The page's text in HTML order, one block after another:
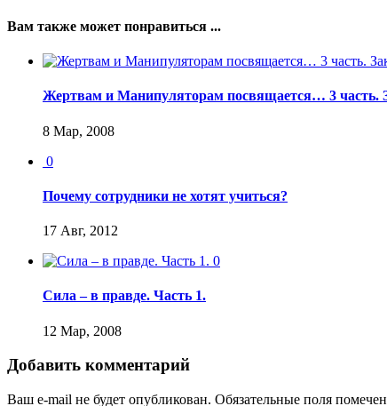
Вам также может понравиться ...
Жертвам и Манипуляторам посвящается… 3 часть.
8 Мар, 2008
0
Почему сотрудники не хотят учиться?
17 Авг, 2012
0
Сила – в правде. Часть 1.
12 Мар, 2008
Добавить комментарий
Ваш e-mail не будет опубликован. Обязательные поля